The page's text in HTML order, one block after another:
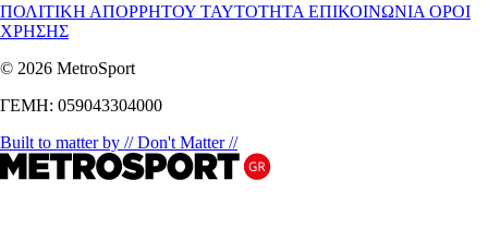
ΠΟΛΙΤΙΚΗ ΑΠΟΡΡΗΤΟΥ ΤΑΥΤΟΤΗΤΑ ΕΠΙΚΟΙΝΩΝΙΑ ΟΡΟΙ
ΧΡΗΣΗΣ
© 2026 MetroSport
ΓΕΜΗ: 059043304000
Built to matter by // Don't Matter //